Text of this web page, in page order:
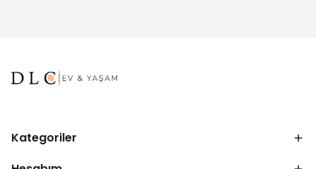
Kategoriler